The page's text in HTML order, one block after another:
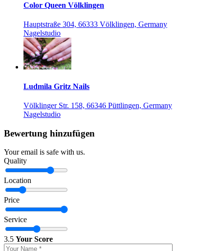
Color Queen Völklingen
Hauptstraße 304, 66333 Völklingen, Germany
Nagelstudio
Ludmila Gritz Nails
Völklinger Str. 158, 66346 Püttlingen, Germany
Nagelstudio
Bewertung hinzufügen
Your email is safe with us.
Quality
Location
Price
Service
3.5 Your Score